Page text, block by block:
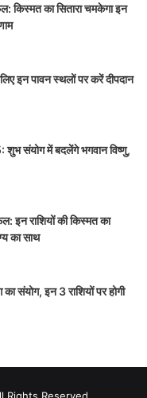
किस्मत का सितारा चमकेगा इन
इन पावन स्थलों पर करें दीपदान
शुभ संयोग में बदलेंगे भगवान विष्णु,
इन राशियों की किस्मत का
का साथ
संयोग, इन 3 राशियों पर होगी
Rights Reserved